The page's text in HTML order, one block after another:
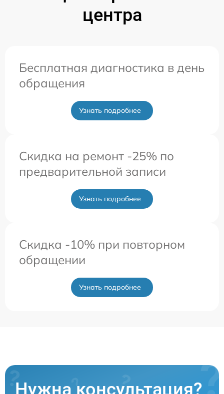
центра
Бесплатная диагностика в день
обращения
Узнать подробнее
Скидка на ремонт -25% по
предварительной записи
Узнать подробнее
Скидка -10% при повторном
обращении
Узнать подробнее
Нужна консультация?